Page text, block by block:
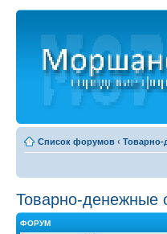
Список форумов ‹ Товарно-
Товарно-денежные
ФОРУМ